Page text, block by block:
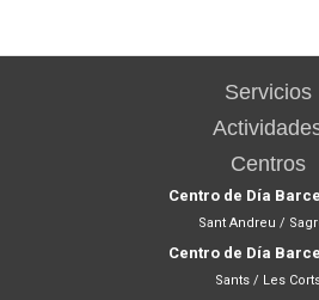
Servicios
Centros
Centro de Día
Sant Andreu /
Centro de Día
Sants / Les